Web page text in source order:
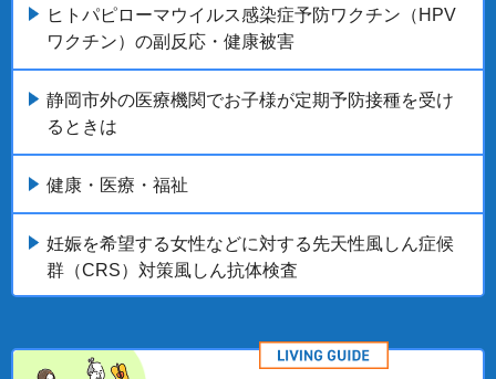
ヒトパピローマウイルス感染症予防ワクチン（HPV
ワクチン）の副反応・健康被害
静岡市外の医療機関でお子様が定期予防接種を受け
るときは
健康・医療・福祉
妊娠を希望する女性などに対する先天性風しん症候
群（CRS）対策風しん抗体検査